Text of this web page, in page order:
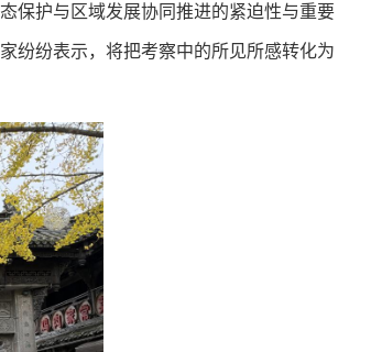
保护与区域发展协同推进的紧迫性与重要
纷纷表示，将把考察中的所见所感转化为